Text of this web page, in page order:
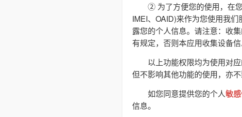
② 为了方便您的使用，在
IMEI、OAID)来作为您使用我
露您的个人信息。请注意：收
有规定，否则本应用收集设备
以上功能权限均为使用对
但不影响其他功能的使用，亦
如您同意提供您的个人敏感
信息。